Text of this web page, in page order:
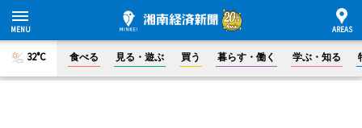
32°C 食べる 見る・遊ぶ 買う 暮らす・働く 学ぶ・知る